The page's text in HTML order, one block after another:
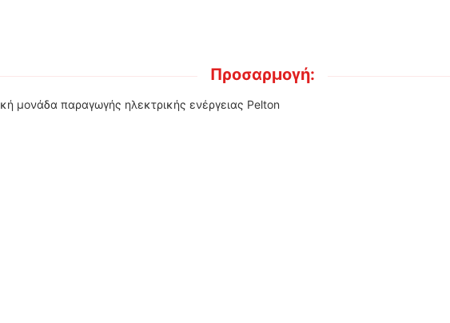
Προσαρμογή:
μονάδα παραγωγής ηλεκτρικής ενέργειας Pelton